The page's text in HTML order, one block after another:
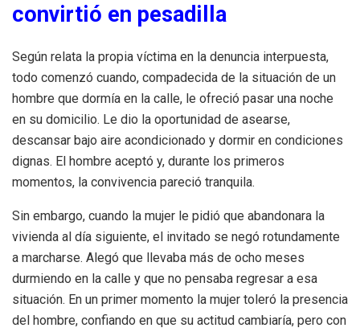
convirtió en pesadilla
Según relata la propia víctima en la denuncia interpuesta,
todo comenzó cuando, compadecida de la situación de un
hombre que dormía en la calle, le ofreció pasar una noche
en su domicilio. Le dio la oportunidad de asearse,
descansar bajo aire acondicionado y dormir en condiciones
dignas. El hombre aceptó y, durante los primeros
momentos, la convivencia pareció tranquila.
Sin embargo, cuando la mujer le pidió que abandonara la
vivienda al día siguiente, el invitado se negó rotundamente
a marcharse. Alegó que llevaba más de ocho meses
durmiendo en la calle y que no pensaba regresar a esa
situación. En un primer momento la mujer toleró la presencia
del hombre, confiando en que su actitud cambiaría, pero con